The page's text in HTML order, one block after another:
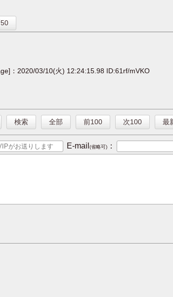
：2020/03/10(火) 12:24:15.98 ID:61rf/mVKO
検索 全部 前100 次100 最
E-mail (省略可) ：